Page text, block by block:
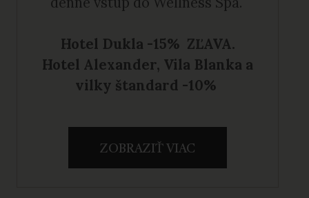
Hotel Dukla -15% ZĽAVA.
Hotel Alexander, Vila Blanka a
vilky štandard -10%
ZOBRAZIŤ VIAC